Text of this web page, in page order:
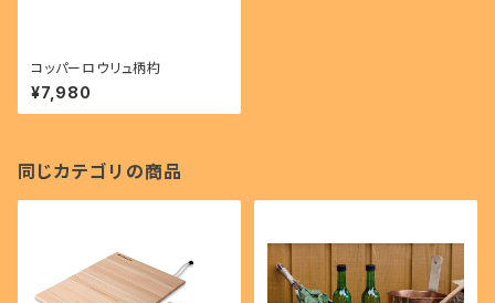
コッパーロウリュ柄杓
¥7,980
同じカテゴリの商品